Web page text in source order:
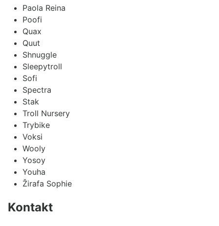
Paola Reina
Poofi
Quax
Quut
Shnuggle
Sleepytroll
Sofi
Spectra
Stak
Troll Nursery
Trybike
Voksi
Wooly
Yosoy
Youha
Žirafa Sophie
Kontakt